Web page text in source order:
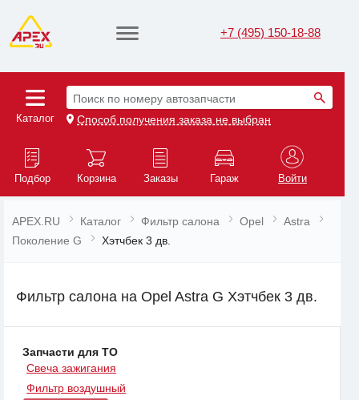
+7 (495) 150-18-88
Каталог
Поиск по номеру автозапчасти
Способ получения заказа не выбран
Подбор Корзина Заказы Гараж Войти
APEX.RU Каталог Фильтр салона Opel
Astra
Поколение G
Хэтчбек 3 дв.
Фильтр салона на Opel Astra G Хэтчбек 3 дв.
Запчасти для ТО
Свеча зажигания
Фильтр воздушный